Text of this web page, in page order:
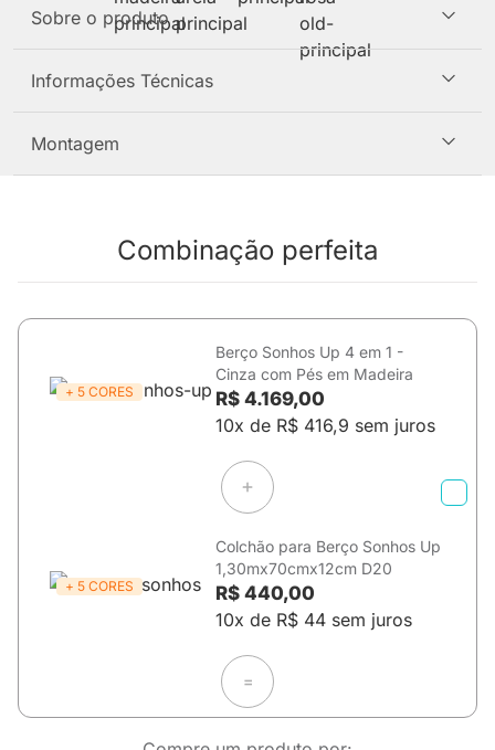
Sobre o produto
Informações Técnicas
Montagem
Combinação perfeita
+ 5 CORES
Berço Sonhos Up 4 em 1 -
Cinza com Pés em Madeira
R$ 4.169,00
10x de R$ 416,9 sem juros
+ 5 CORES
Colchão para Berço Sonhos Up
1,30mx70cmx12cm D20
R$ 440,00
10x de R$ 44 sem juros
=